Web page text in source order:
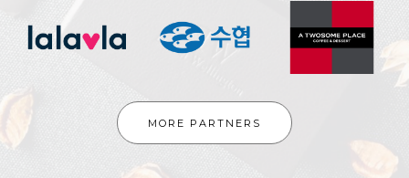
MORE PARTNERS